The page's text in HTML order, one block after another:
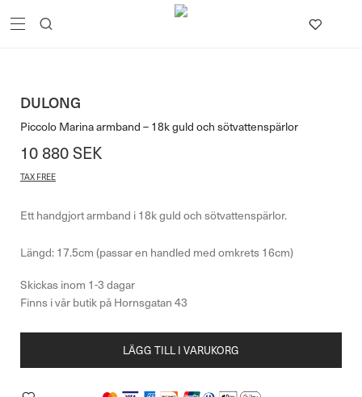
DULONG
Piccolo Marina armband – 18k guld och sötvattenspärlor
10 880SEK
TAX FREE
Ett handgjort armband i 18k guld och sötvattenspärlor.
Längd: 17.5cm (passar en handled med omkrets 16cm)
LÄGG TILL I VARUKORG